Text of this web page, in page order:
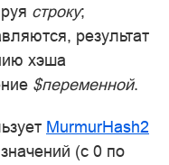
строку;
результат
хэша
$переменной.
MurmurHash2
(с 0 по